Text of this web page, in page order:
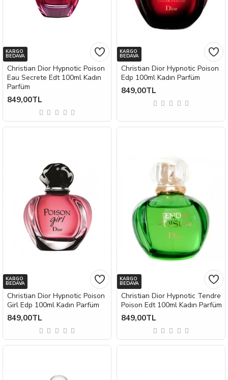
KARGO
BEDAVA
Christian Dior Hypnotic Poison
Eau Secrete Edt 100ml Kadın
Parfüm
849,00TL
KARGO
BEDAVA
Christian Dior Hypnotic Poison
Edp 100ml Kadın Parfüm
849,00TL
KARGO
BEDAVA
Christian Dior Hypnotic Poison
Girl Edp 100ml Kadın Parfüm
849,00TL
KARGO
BEDAVA
Christian Dior Hypnotic Tendre
Poison Edt 100ml Kadın Parfüm
849,00TL